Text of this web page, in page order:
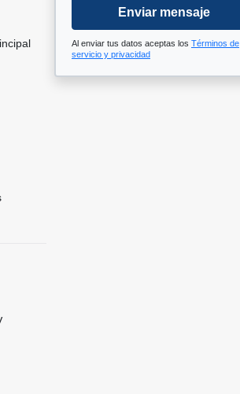
Enviar mensaje
Al enviar tus datos aceptas los Términos de
servicio y privacidad